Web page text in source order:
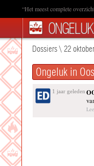
“Het meest complete
Dossiers\ 22
Ongeluk in
1 jaar geleden